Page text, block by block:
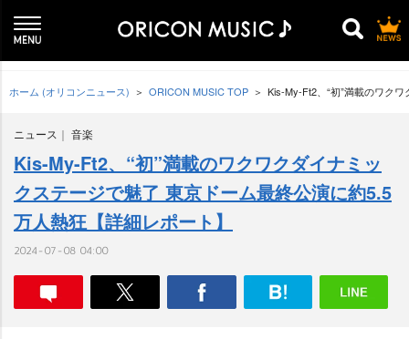
ホーム (オリコンニュース) ORICON MUSIC TOP Kis-My-Ft2、“初”満載のワク
ニュース 音楽
Kis-My-Ft2、“初”満載のワクワクダイナミッ
クステージで魅了 東京ドーム最終公演に約5.5
万人熱狂【詳細レポート】
2024-07-08 04:00